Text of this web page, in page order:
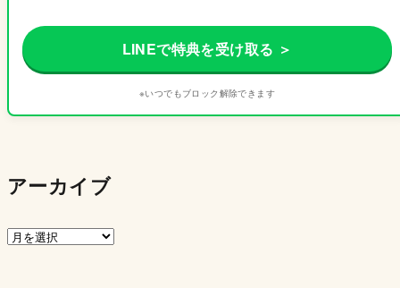
LINEで特典を受け取る ＞
※いつでもブロック解除できます
アーカイブ
ア